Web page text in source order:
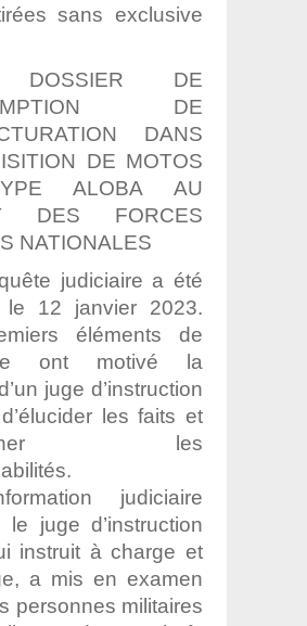
sans exclusive
DOSSIER DE
DE
DANS
DE MOTOS
ALOBA AU
DES FORCES
NATIONALES
judiciaire a été
le 12 janvier 2023.
éléments de
ont motivé la
juge d’instruction
les faits et
les
judiciaire
le juge d’instruction
instruit à charge et
a mis en examen
personnes militaires